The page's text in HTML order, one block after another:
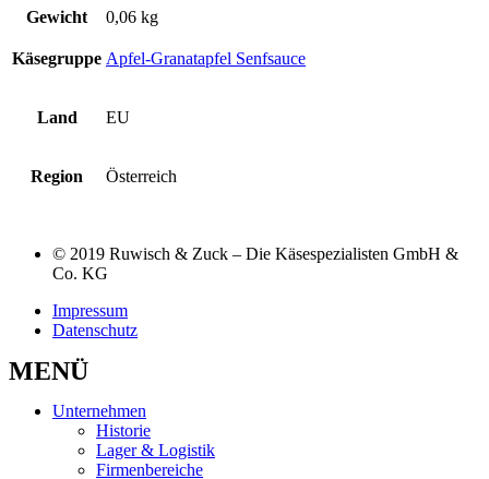
Gewicht 0,06 kg
Käsegruppe Apfel-Granatapfel Senfsauce
Land EU
Region Österreich
© 2019 Ruwisch & Zuck – Die Käsespezialisten GmbH &
Co. KG
Impressum
Datenschutz
MENÜ
Unternehmen
Historie
Lager & Logistik
Firmenbereiche